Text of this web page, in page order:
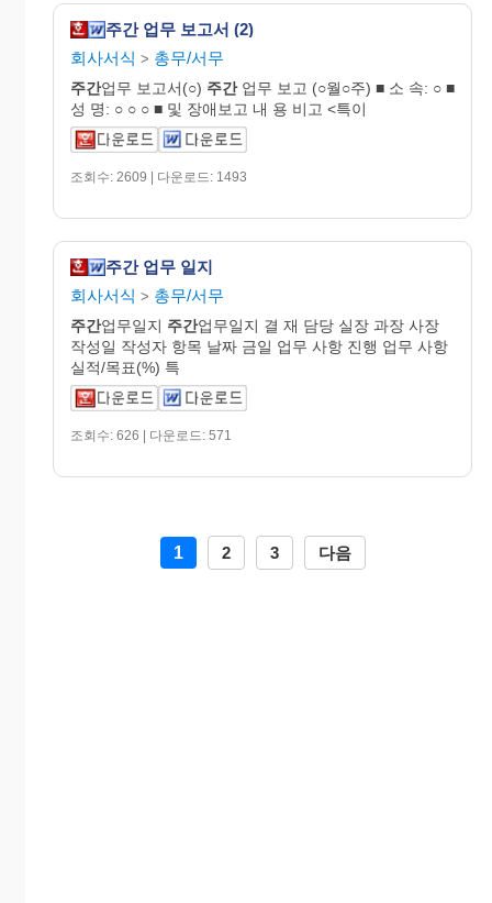
주간 업무 보고서 (2)
회사서식 > 총무/서무
주간업무 보고서(○) 주간업무 보고 (○월○주) ■ 소 속: ○ ■
성 명: ○ ○ ○ ■ 및 장애보고 내 용 비고 <특이
조회수: 2609 | 다운로드: 1493
주간 업무 일지
회사서식 > 총무/서무
주간업무일지 주간업무일지 결 재 담당 실장 과장 사장
작성일 작성자 항목 날짜 금일 업무 사항 진행 업무 사항
실적/목표(%) 특
조회수: 626 | 다운로드: 571
1 2 3 다음